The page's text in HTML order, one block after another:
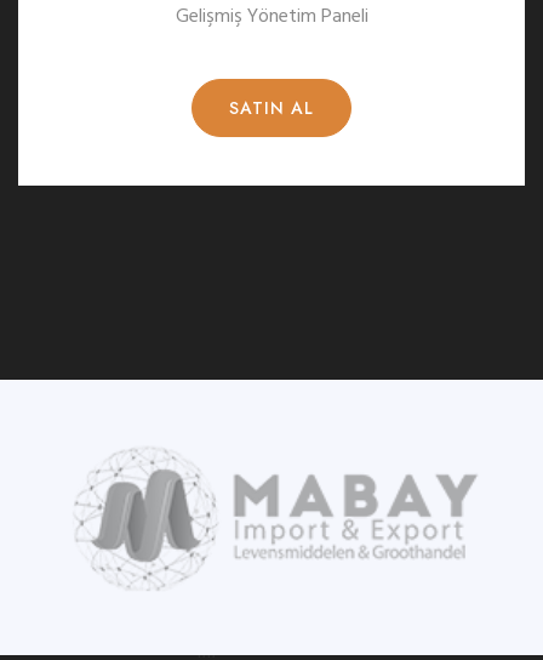
Gelişmiş Yönetim Paneli
SATIN AL